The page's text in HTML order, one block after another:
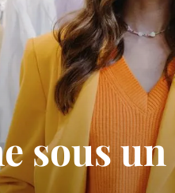
sous un